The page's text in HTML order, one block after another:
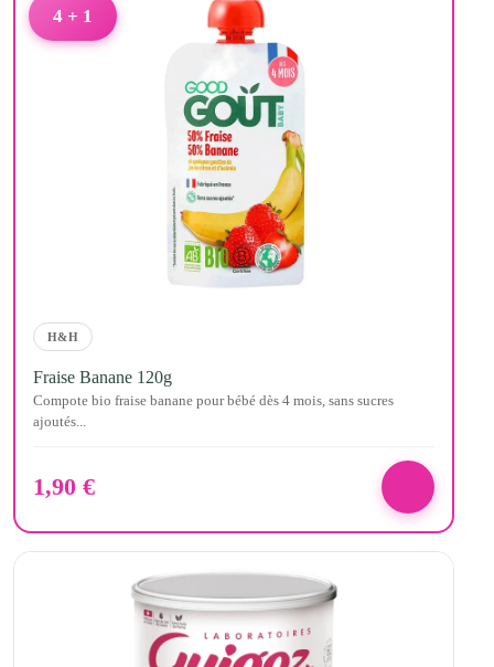
4 + 1
H&H
Fraise Banane 120g
Compote bio fraise banane pour bébé dès 4 mois, sans sucres
ajoutés...
1,90 €